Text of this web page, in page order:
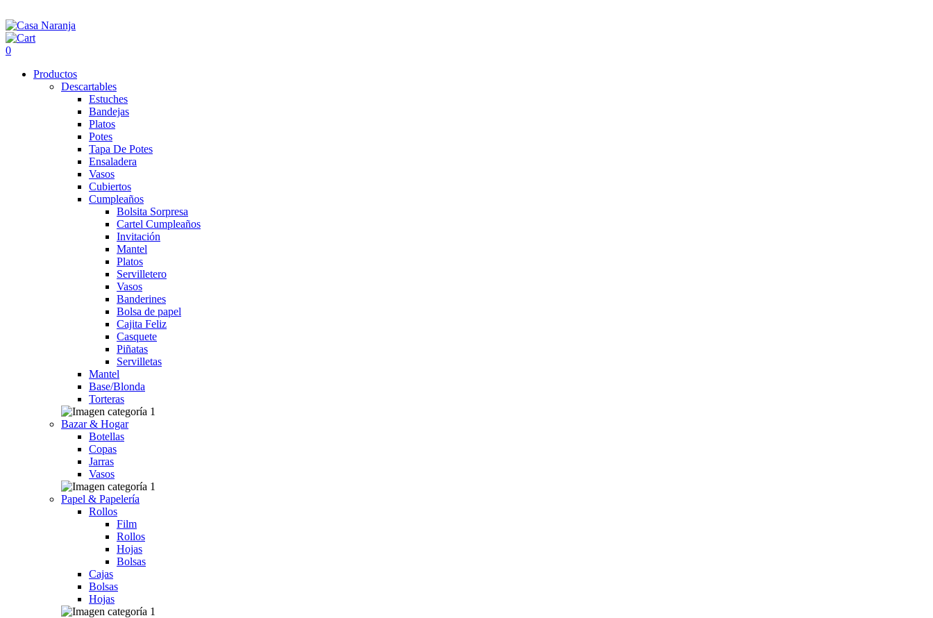
0
Productos
Descartables
Estuches
Bandejas
Platos
Potes
Tapa De Potes
Ensaladera
Vasos
Cubiertos
Cumpleaños
Bolsita Sorpresa
Cartel Cumpleaños
Invitación
Mantel
Platos
Servilletero
Vasos
Banderines
Bolsa de papel
Cajita Feliz
Casquete
Piñatas
Servilletas
Mantel
Base/Blonda
Torteras
Bazar & Hogar
Botellas
Copas
Jarras
Vasos
Papel & Papelería
Rollos
Film
Rollos
Hojas
Bolsas
Cajas
Bolsas
Hojas